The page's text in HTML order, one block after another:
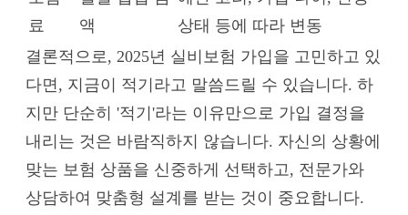
료
액
상태 등에 따라 변동
결론적으로, 2025년 실비보험 가입을 고민하고 있
다면, 지금이 적기라고 말씀드릴 수 있습니다. 하
지만 단순히 '적기'라는 이유만으로 가입 결정을
내리는 것은 바람직하지 않습니다. 자신의 상황에
맞는 보험 상품을 신중하게 선택하고, 전문가와
상담하여 맞춤형 설계를 받는 것이 중요합니다.